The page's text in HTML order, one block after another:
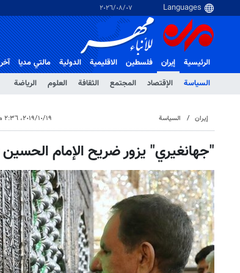
٠٧‏/٠٨‏/٢٠٢٦
الرئيسية
إيران
السياسة
الإقتصاد المجتمع الثقافة العلوم الرياضة
فلسطین الاقلیمیة الدولية مالتي مدیا
إيران السياسة ١٩‏/١٠‏/٢٠١٩، ٢:٣٦ م
"جهانغيري" يزور ضريح الإمام